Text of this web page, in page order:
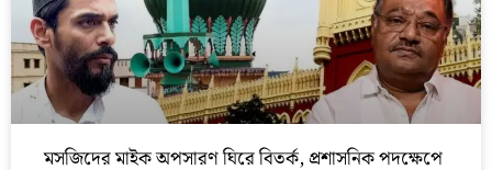
মসজিদের মাইক অপসারণ ঘিরে বিতর্ক, প্রশাসনিক পদক্ষেপে